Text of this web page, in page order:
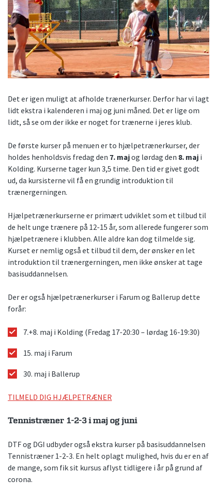
Det er igen muligt at afholde trænerkurser. Derfor har vi lagt
lidt ekstra i kalenderen i maj og juni måned. Det er lige om
lidt, så se om der ikke er noget for trænerne i jeres klub.
De første kurser på menuen er to hjælpetrænerkurser, der
holdes henholdsvis fredag den 7. majog lørdag den 8. maj i
Kolding. Kurserne tager kun 3,5 time. Den tid er givet godt
ud, da kursisterne vil få en grundig introduktion til
trænergerningen.
Hjælpetrænerkurserne er primært udviklet som et tilbud til
de helt unge trænere på 12-15 år, som allerede fungerer som
hjælpetrænere i klubben. Alle aldre kan dog tilmelde sig.
Kurset er nemlig også et tilbud til dem, der ønsker en let
introduktion til trænergerningen, men ikke ønsker at tage
basisuddannelsen.
Der er også hjælpetrænerkurser i Farum og Ballerup dette
forår:
7.+8. maj i Kolding (Fredag 17-20:30 – lørdag 16-19:30)
15. maj i Farum
30. maj i Ballerup
TILMELD DIG HJÆLPETRÆNER
Tennistræner 1-2-3 i maj og juni
DTF og DGI udbyder også ekstra kurser på basisuddannelsen
Tennistræner 1-2-3. En helt oplagt mulighed, hvis du er en af
de mange, som fik sit kursus aflyst tidligere i år på grund af
corona.